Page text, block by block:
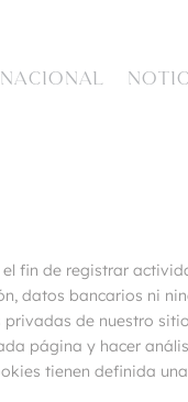
fin de registrar
datos bancarios ni
de nuestro
página y hacer
tienen definida